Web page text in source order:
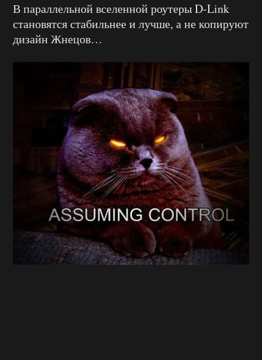
В параллельной вселенной роутеры D-Link
становятся стабильнее и лучше, а не копируют
дизайн Жнецов…